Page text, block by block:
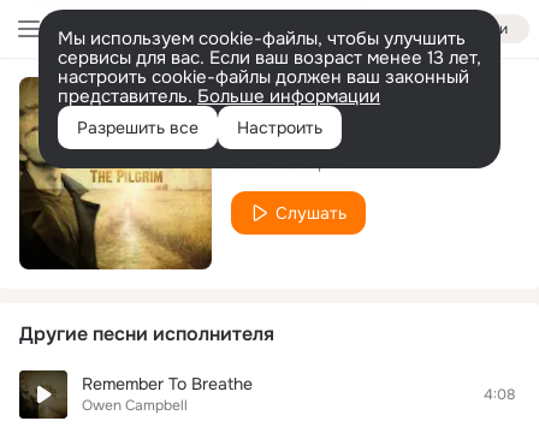
Войти
Мы используем cookie-файлы, чтобы улучшить
сервисы для вас. Если ваш возраст менее 13 лет,
настроить cookie-файлы должен ваш законный
представитель. Больше информации
Разрешить все Настроить
Wreckin' Ball
Слушать
Другие песни исполнителя
Remember To Breathe
Owen Campbell
4:08